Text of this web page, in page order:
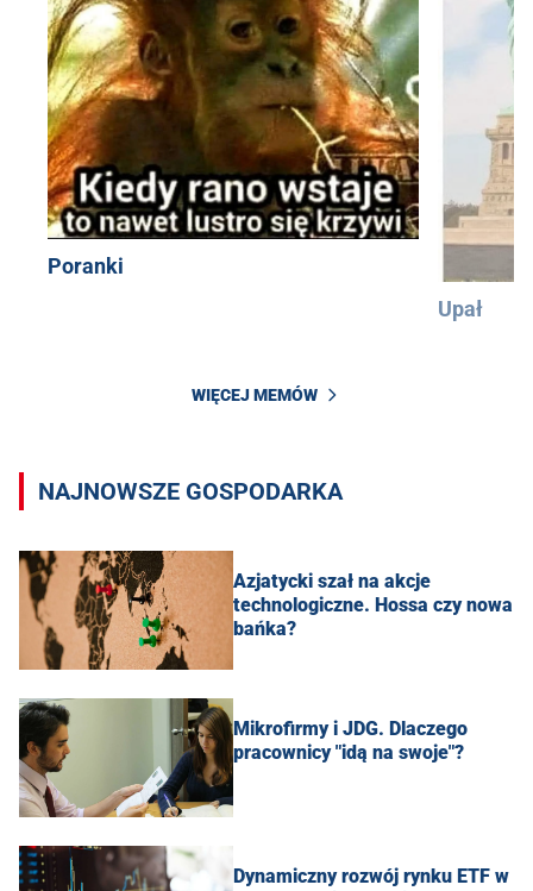
Poranki
Upał
WIĘCEJ MEMÓW
NAJNOWSZE GOSPODARKA
Azjatycki szał na akcje
technologiczne. Hossa czy nowa
bańka?
Mikrofirmy i JDG. Dlaczego
pracownicy "idą na swoje"?
Dynamiczny rozwój rynku ETF w